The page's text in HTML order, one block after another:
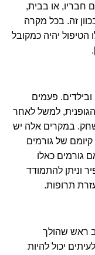
או בבית,
זה. בכל מקרה
יהיה כמקובל
פעמים
למשל לאחר
במקרים אלה יש
של גורמים
כאלו
להתמודד
תרופות.
שהולך
יכול להיות